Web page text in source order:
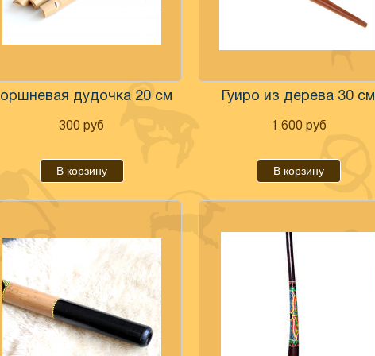
дудочка 20 см
300 руб
В корзину
Гуиро из дерева 30 см
1 600 руб
В корзину